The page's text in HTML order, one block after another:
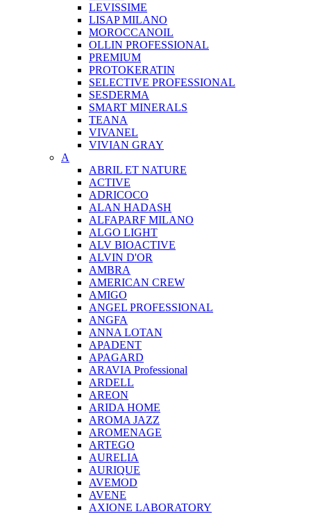
LEVISSIME
LISAP MILANO
MOROCCANOIL
OLLIN PROFESSIONAL
PREMIUM
PROTOKERATIN
SELECTIVE PROFESSIONAL
SESDERMA
SMART MINERALS
TEANA
VIVANEL
VIVIAN GRAY
A
ABRIL ET NATURE
ACTIVE
ADRICOCO
ALAN HADASH
ALFAPARF MILANO
ALGO LIGHT
ALV BIOACTIVE
ALVIN D'OR
AMBRA
AMERICAN CREW
AMIGO
ANGEL PROFESSIONAL
ANGFA
ANNA LOTAN
APADENT
APAGARD
ARAVIA Professional
ARDELL
AREON
ARIDA HOME
AROMA JAZZ
AROMENAGE
ARTEGO
AURELIA
AURIQUE
AVEMOD
AVENE
AXIONE LABORATORY